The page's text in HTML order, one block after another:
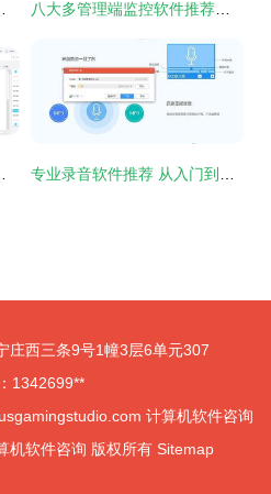
庄西三条9号1幢3层6单元307
1342699**
计算机软件咨询
机软件咨询 版权所有 Sitemap